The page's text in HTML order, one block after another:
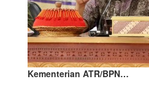
Kementerian ATR/BPN…